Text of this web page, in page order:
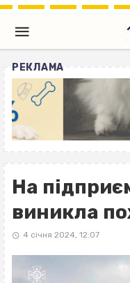
РЕКЛАМА
На
виникла
4 січня 2024, 12:07